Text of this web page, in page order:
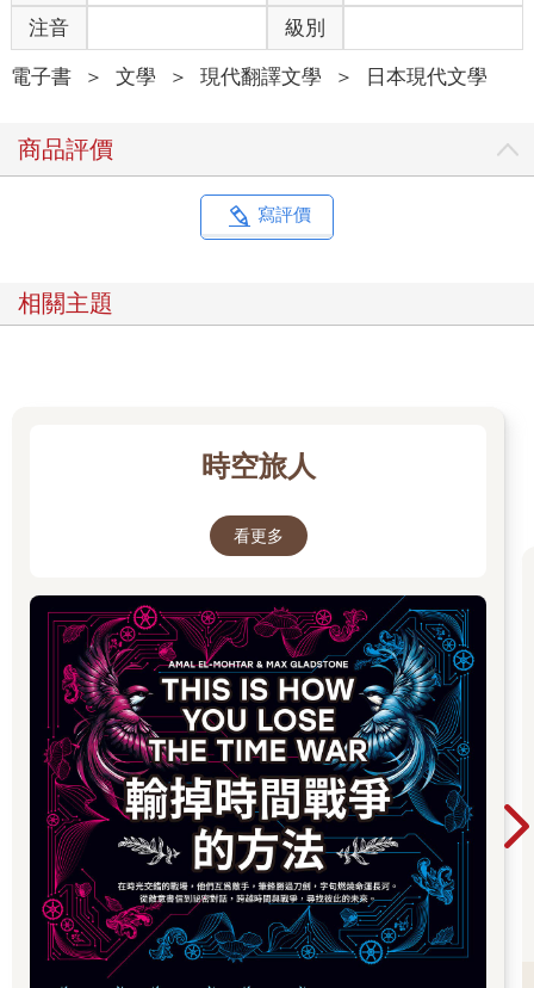
注音 級別
電子書 ＞ 文學 ＞ 現代翻譯文學 ＞ 日本現代文學
商品評價
寫評價
相關主題
時空旅人
看更多